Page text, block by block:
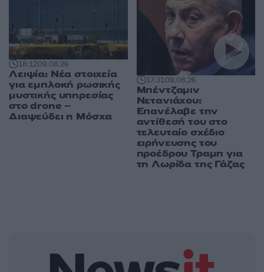
18:1209.08.26
Λειψία: Νέα στοιχεία
για εμπλοκή ρωσικής
μυστικής υπηρεσίας
στο drone –
Διαψεύδει η Μόσχα
17:3109.08.26
Μπέντζαμιν
Νετανιάχου:
Επανέλαβε την
αντίθεσή του στο
τελευταίο σχέδιο
ειρήνευσης του
προέδρου Τραμπ για
τη Λωρίδα της Γάζας